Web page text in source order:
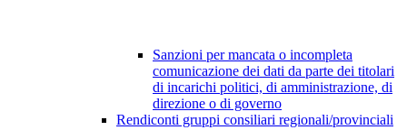
Sanzioni per mancata o incompleta
comunicazione dei dati da parte dei titolari
di incarichi politici, di amministrazione, di
direzione o di governo
Rendiconti gruppi consiliari regionali/provinciali